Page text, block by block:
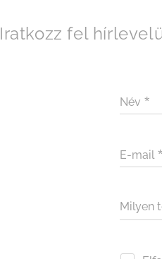
Iratkozz fel
Név
E-mail
Milyen